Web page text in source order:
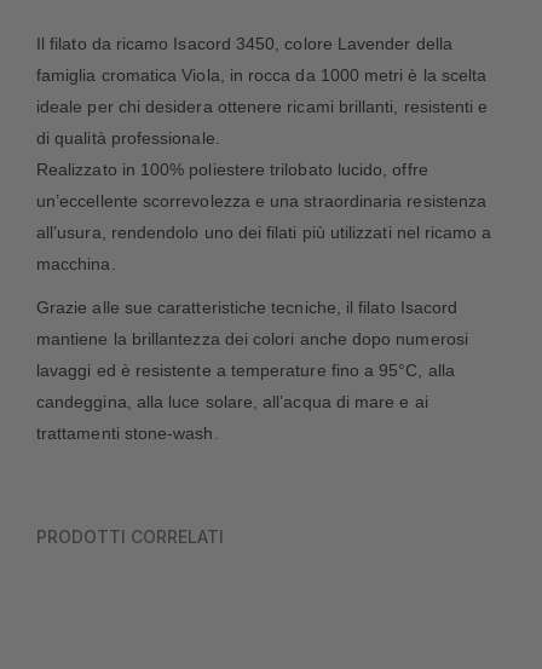
Il filato da ricamo Isacord 3450, colore Lavender della
famiglia cromatica Viola, in rocca da 1000 metri è la scelta
ideale per chi desidera ottenere ricami brillanti, resistenti e
di qualità professionale.
Realizzato in 100% poliestere trilobato lucido, offre
un’eccellente scorrevolezza e una straordinaria resistenza
all’usura, rendendolo uno dei filati più utilizzati nel ricamo a
macchina.
Grazie alle sue caratteristiche tecniche, il filato Isacord
mantiene la brillantezza dei colori anche dopo numerosi
lavaggi ed è resistente a temperature fino a 95°C, alla
candeggina, alla luce solare, all’acqua di mare e ai
trattamenti stone-wash.
PRODOTTI CORRELATI